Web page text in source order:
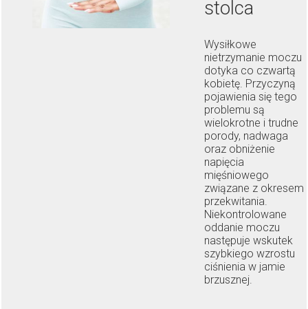
stolca
Wysiłkowe
nietrzymanie moczu
dotyka co czwartą
kobietę. Przyczyną
pojawienia się tego
problemu są
wielokrotne i trudne
porody, nadwaga
oraz obniżenie
napięcia
mięśniowego
związane z okresem
przekwitania.
Niekontrolowane
oddanie moczu
następuje wskutek
szybkiego wzrostu
ciśnienia w jamie
brzusznej.